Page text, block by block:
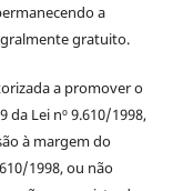
a
gratuito.
a promover o
Lei nº 9.610/1998,
à margem do
1998, ou não